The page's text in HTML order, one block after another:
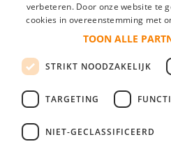
*
login gegevens onthouden
login
Bedrijf aanmelden
verbeteren. Door onze website te
cookies in overeenstemming met
TOON ALLE
STRIKT NOODZAKELIJK
TARGETING
NIET-GECLASSIFICEERD